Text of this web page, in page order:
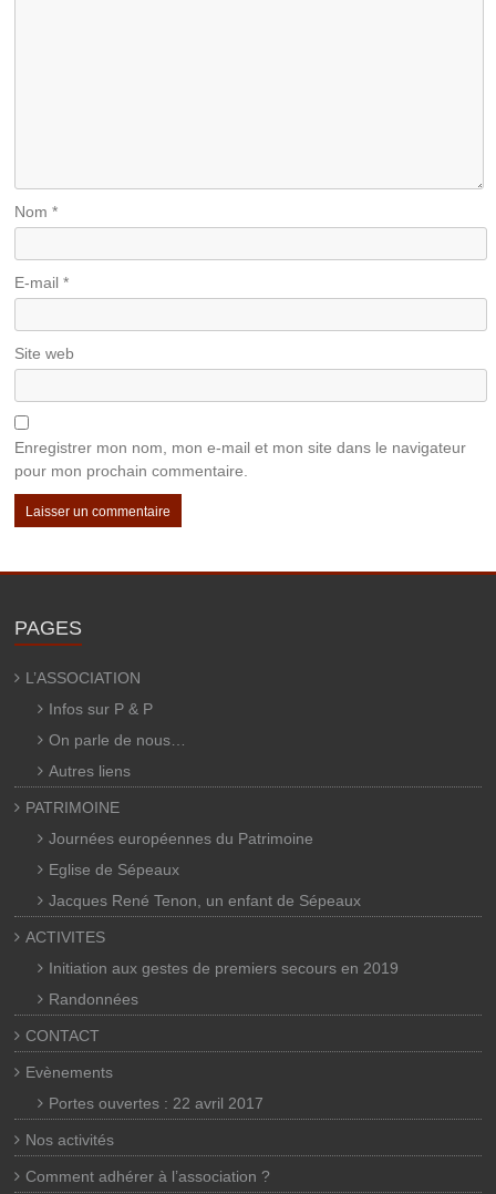
Nom*
E-mail*
Site web
Enregistrer mon nom, mon e-mail et mon site dans le navigateur
pour mon prochain commentaire.
PAGES
L’ASSOCIATION
Infos sur P & P
On parle de nous…
Autres liens
PATRIMOINE
Journées européennes du Patrimoine
Eglise de Sépeaux
Jacques René Tenon, un enfant de Sépeaux
ACTIVITES
Initiation aux gestes de premiers secours en 2019
Randonnées
CONTACT
Evènements
Portes ouvertes : 22 avril 2017
Nos activités
Comment adhérer à l’association ?